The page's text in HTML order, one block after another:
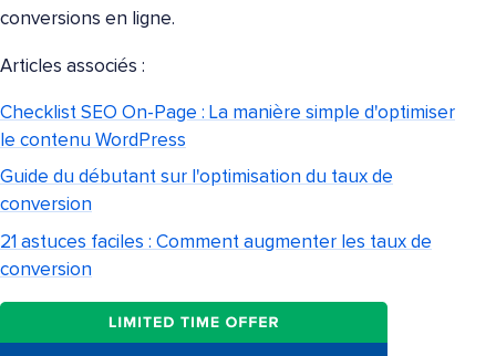
conversions en ligne.
Articles associés :
Checklist SEO On-Page : La manière simple d'optimiser
le contenu WordPress
Guide du débutant sur l'optimisation du taux de
conversion
21 astuces faciles : Comment augmenter les taux de
conversion